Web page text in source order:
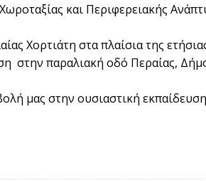
και Περιφερειακής
Χορτιάτη στα πλαίσια της
στην παραλιακή οδό Περαίας,
μας στην ουσιαστική